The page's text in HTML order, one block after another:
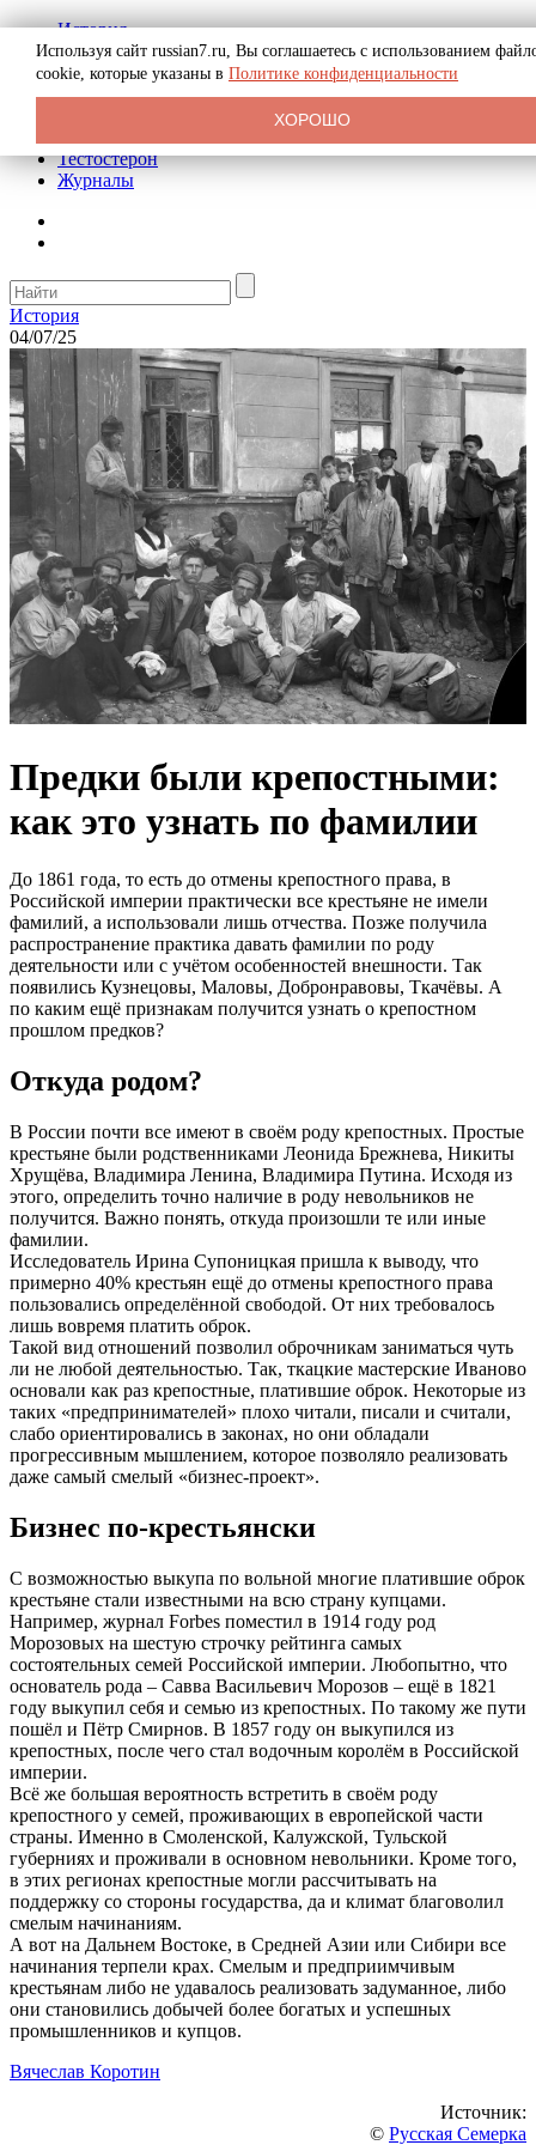
История
Биография
Криминал
Реклама на сайте
Тестостерон
Журналы
История
04/07/25
Предки были крепостными:
как это узнать по фамилии
До 1861 года, то есть до отмены крепостного права, в
Российской империи практически все крестьяне не имели
фамилий, а использовали лишь отчества. Позже получила
распространение практика давать фамилии по роду
деятельности или с учётом особенностей внешности. Так
появились Кузнецовы, Маловы, Добронравовы, Ткачёвы. А
по каким ещё признакам получится узнать о крепостном
прошлом предков?
Откуда родом?
В России почти все имеют в своём роду крепостных. Простые
крестьяне были родственниками Леонида Брежнева, Никиты
Хрущёва, Владимира Ленина, Владимира Путина. Исходя из
этого, определить точно наличие в роду невольников не
получится. Важно понять, откуда произошли те или иные
фамилии.
Исследователь Ирина Супоницкая пришла к выводу, что
примерно 40% крестьян ещё до отмены крепостного права
пользовались определённой свободой. От них требовалось
лишь вовремя платить оброк.
Такой вид отношений позволил оброчникам заниматься чуть
ли не любой деятельностью. Так, ткацкие мастерские Иваново
основали как раз крепостные, платившие оброк. Некоторые из
таких «предпринимателей» плохо читали, писали и считали,
слабо ориентировались в законах, но они обладали
прогрессивным мышлением, которое позволяло реализовать
даже самый смелый «бизнес-проект».
Бизнес по-крестьянски
С возможностью выкупа по вольной многие платившие оброк
крестьяне стали известными на всю страну купцами.
Например, журнал Forbes поместил в 1914 году род
Морозовых на шестую строчку рейтинга самых
состоятельных семей Российской империи. Любопытно, что
основатель рода – Савва Васильевич Морозов – ещё в 1821
году выкупил себя и семью из крепостных. По такому же пути
пошёл и Пётр Смирнов. В 1857 году он выкупился из
крепостных, после чего стал водочным королём в Российской
империи.
Всё же большая вероятность встретить в своём роду
крепостного у семей, проживающих в европейской части
страны. Именно в Смоленской, Калужской, Тульской
губерниях и проживали в основном невольники. Кроме того,
в этих регионах крепостные могли рассчитывать на
поддержку со стороны государства, да и климат благоволил
смелым начинаниям.
А вот на Дальнем Востоке, в Средней Азии или Сибири все
начинания терпели крах. Смелым и предприимчивым
крестьянам либо не удавалось реализовать задуманное, либо
они становились добычей более богатых и успешных
промышленников и купцов.
Вячеслав Коротин
Источник:
© Русская Семерка
Используя сайт russian7.ru, Вы соглашаетесь с использованием
cookie, которые указаны в Политике конфиденциальности
ХОРОШО